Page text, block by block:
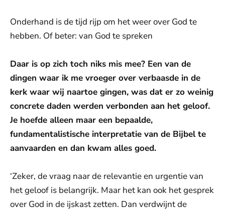
Onderhand is de tijd rijp om het weer over God te
hebben. Of beter: van God te spreken
Daar is op zich toch niks mis mee? Een van de
dingen waar ik me vroeger over verbaasde in de
kerk waar wij naartoe gingen, was dat er zo weinig
concrete daden werden verbonden aan het geloof.
Je hoefde alleen maar een bepaalde,
fundamentalistische interpretatie van de Bijbel te
aanvaarden en dan kwam alles goed.
‘Zeker, de vraag naar de relevantie en urgentie van
het geloof is belangrijk. Maar het kan ook het gesprek
over God in de ijskast zetten. Dan verdwijnt de